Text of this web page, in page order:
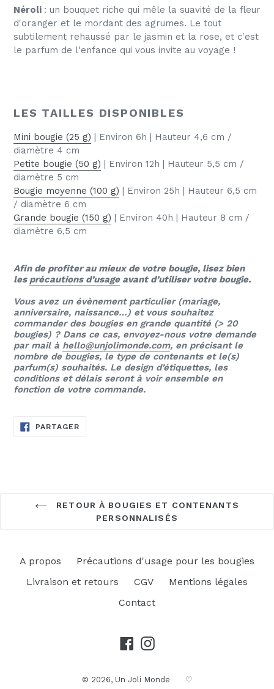
Néroli : un bouquet riche qui mêle la suavité de la fleur
d'oranger et le mordant des agrumes. Le tout
subtilement rehaussé par le jasmin et la rose, et c'est
le parfum de l'enfance qui vous invite au voyage !
LES TAILLES DISPONIBLES
Mini bougie (25 g) | Environ 6h | Hauteur 4,6 cm /
diamètre 4 cm
Petite bougie (50 g) | Environ 12h | Hauteur 5,5 cm /
diamètre 5 cm
Bougie moyenne (100 g) | Environ 25h | Hauteur 6,5 cm
/ diamètre 6 cm
Grande bougie (150 g) | Environ 40h | Hauteur 8 cm /
diamètre 6,5 cm
Afin de profiter au mieux de votre bougie, lisez bien
les précautions d’usage avant d’utiliser votre bougie.
Vous avez un évènement particulier (mariage,
anniversaire, naissance…) et vous souhaitez
commander des bougies en grande quantité (> 20
bougies) ? Dans ce cas, envoyez-nous votre demande
par mail à hello@unjolimonde.com, en précisant le
nombre de bougies, le type de contenants et le(s)
parfum(s) souhaités. Le design d’étiquettes, les
conditions et délais seront à voir ensemble en
fonction de votre commande.
PARTAGERPARTAGER
SUR
RETOUR À BOUGIES ET CONTENANTS
PERSONNALISÉS
A propos
Précautions d'usage pour les bougies
Livraison et retours
CGV
Mentions légales
Contact
FacebookInstagram
© 2026, Un Joli Monde ♡